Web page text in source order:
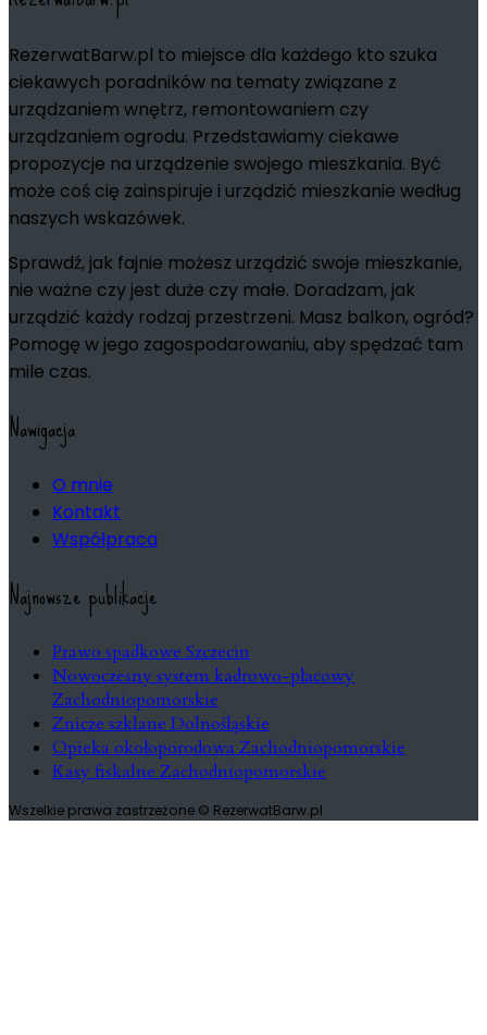
RezerwatBarw.pl to miejsce dla każdego kto szuka
ciekawych poradników na tematy związane z
urządzaniem wnętrz, remontowaniem czy
urządzaniem ogrodu. Przedstawiamy ciekawe
propozycje na urządzenie swojego mieszkania. Być
może coś cię zainspiruje i urządzić mieszkanie według
naszych wskazówek.
Sprawdź, jak fajnie możesz urządzić swoje mieszkanie,
nie ważne czy jest duże czy małe. Doradzam, jak
urządzić każdy rodzaj przestrzeni. Masz balkon, ogród?
Pomogę w jego zagospodarowaniu, aby spędzać tam
mile czas.
Nawigacja
O mnie
Kontakt
Współpraca
Najnowsze publikacje
Prawo spadkowe Szczecin
Nowoczesny system kadrowo-płacowy
Zachodniopomorskie
Znicze szklane Dolnośląskie
Opieka okołoporodowa Zachodniopomorskie
Kasy fiskalne Zachodniopomorskie
Wszelkie prawa zastrzeżone © RezerwatBarw.pl